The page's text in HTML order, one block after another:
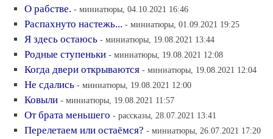
О рабстве. - миниатюры, 04.10.2021 16:46
Распахнуто настежь... - миниатюры, 01.09.2021 19:25
Я здесь остаюсь - миниатюры, 19.08.2021 13:44
Родные ступеньки - миниатюры, 19.08.2021 12:08
Когда двери открываются - миниатюры, 19.08.2021 12:04
Не сдались - миниатюры, 19.08.2021 12:00
Ковыли - миниатюры, 19.08.2021 11:57
От брата меньшего - рассказы, 28.07.2021 13:41
Перелетаем или остаёмся? - миниатюры, 26.07.2021 17:20